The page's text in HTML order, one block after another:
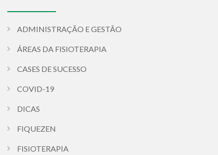
ADMINISTRAÇÃO E GESTÃO
ÁREAS DA FISIOTERAPIA
CASES DE SUCESSO
COVID-19
DICAS
FIQUEZEN
FISIOTERAPIA